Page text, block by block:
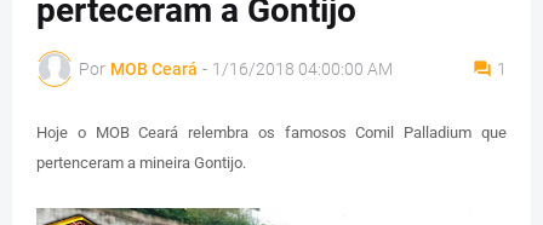
perteceram a Gontijo
Por MOB Ceará - 1/16/2018 04:00:00 AM 1
Hoje o MOB Ceará relembra os famosos Comil Palladium que
pertenceram a mineira Gontijo.